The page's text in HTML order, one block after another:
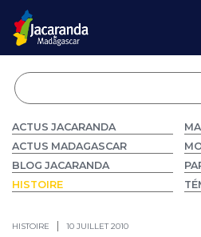
ACTUS JACARANDA
ACTUS MADAGASCAR
BLOG JACARANDA
HISTOIRE
HISTOIRE 10 JUILLET 2010